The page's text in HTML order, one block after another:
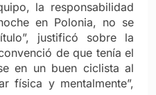
la responsabilidad
en Polonia, no se
justificó sobre la
de que tenía el
en un buen ciclista al
física y mentalmente”,